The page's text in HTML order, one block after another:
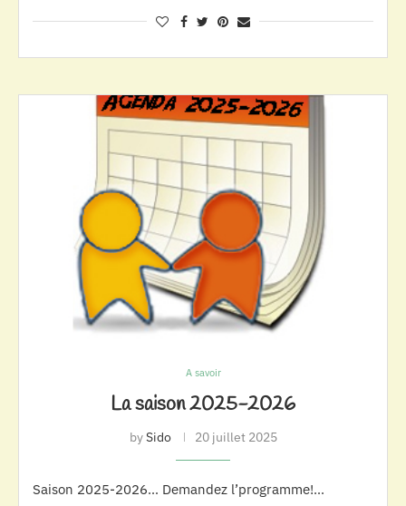
A savoir
La saison 2025-2026
bySido 20 juillet 2025
Saison 2025-2026… Demandez l’programme!…